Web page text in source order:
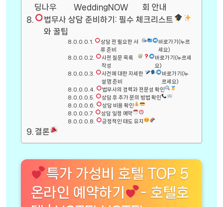
딩나우
WeddingNOW
회 안내
법무사 상담 준비하기: 필수 체크리스트
와 꿀팁
상담 전 필요한 서
류 준비
바로가기(누르
세요)
사전 질문 목록
작성
바로가기(누르세
요)
사건에 대한 자세한
설명 준비
바로가기(누
르세요)
법무사의 경력과 전문성 확인
상담 후 추가 문의 방법 확인
상담 비용 확인
상담 일정 예약
긍정적인 태도 유지
결론
특가 가성비 호텔 TOP 5
온라인 예약하기
- 호텔호